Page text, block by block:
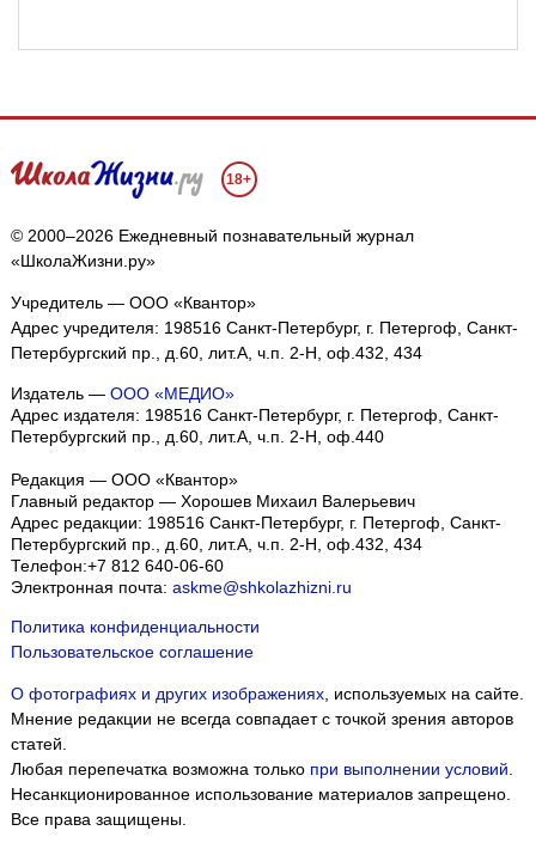
18+
© 2000–2026 Ежедневный познавательный журнал
«ШколаЖизни.ру»
Учредитель — ООО «Квантор»
Адрес учредителя: 198516 Санкт-Петербург, г. Петергоф, Санкт-
Петербургский пр., д.60, лит.А, ч.п. 2-Н, оф.432, 434
Издатель — ООО «МЕДИО»
Адрес издателя: 198516 Санкт-Петербург, г. Петергоф, Санкт-
Петербургский пр., д.60, лит.А, ч.п. 2-Н, оф.440
Редакция — ООО «Квантор»
Главный редактор — Хорошев Михаил Валерьевич
Адрес редакции: 198516 Санкт-Петербург, г. Петергоф, Санкт-
Петербургский пр., д.60, лит.А, ч.п. 2-Н, оф.432, 434
Телефон:+7 812 640-06-60
Электронная почта: askme@shkolazhizni.ru
Политика конфиденциальности
Пользовательское соглашение
О фотографиях и других изображениях, используемых на сайте.
Мнение редакции не всегда совпадает с точкой зрения авторов
статей.
Любая перепечатка возможна только при выполнении условий.
Несанкционированное использование материалов запрещено.
Все права защищены.